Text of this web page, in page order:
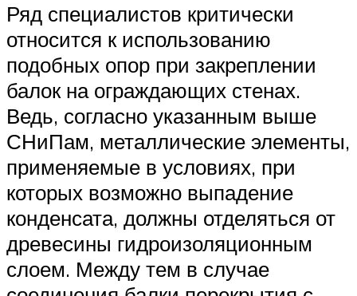
Ряд специалистов критически
относится к использованию
подобных опор при закреплении
балок на ограждающих стенах.
Ведь, согласно указанным выше
СНиПам, металлические элементы,
применяемые в условиях, при
которых возможно выпадение
конденсата, должны отделяться от
древесины гидроизоляционным
слоем. Между тем в случае